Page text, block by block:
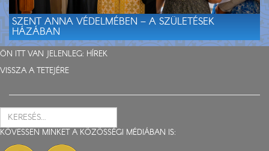
SZENT ANNA VÉDELMÉBEN – A SZÜLETÉSEK
HÁZÁBAN
ÖN ITT VAN JELENLEG: HÍREK
VISSZA A TETEJÉRE
KÖVESSEN MINKET A KÖZÖSSÉGI MÉDIÁBAN IS: